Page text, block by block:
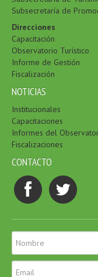
Subsecretaría de
Direcciones
Capacitación
Observatorio Turístico
Informe de Gestión
Fiscalización
NOTICIAS
Institucionales
Capacitaciones
Informes del
Fiscalizaciones
CONTACTO